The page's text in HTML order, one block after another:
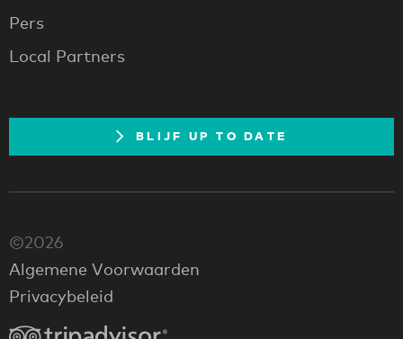
Pers
Local Partners
BLIJF UP TO DATE
©2026
Algemene Voorwaarden
Privacybeleid